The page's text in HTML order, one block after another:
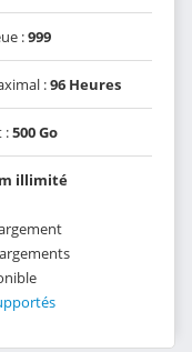
:999
:96 Heures
:500 Go
illimité